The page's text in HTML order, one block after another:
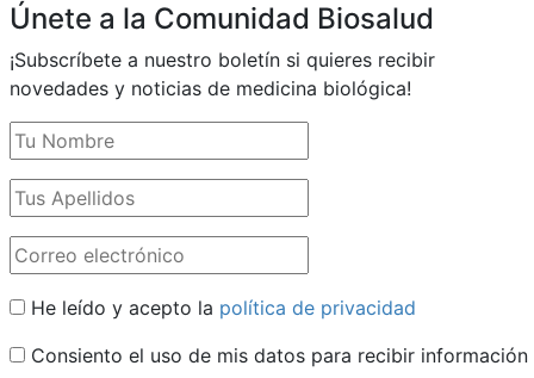
Únete a la Comunidad Biosalud
¡Subscríbete a nuestro boletín si quieres recibir
novedades y noticias de medicina biológica!
He leído y acepto la política de privacidad
Consiento el uso de mis datos para recibir información